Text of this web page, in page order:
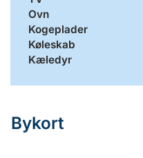
Ovn
Kogeplader
Køleskab
Kæledyr
Bykort